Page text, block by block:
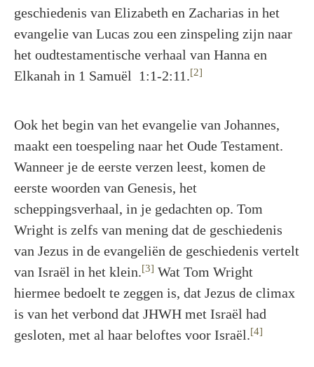
geschiedenis van Elizabeth en Zacharias in het
evangelie van Lucas zou een zinspeling zijn naar
het oudtestamentische verhaal van Hanna en
Elkanah in 1 Samuël 1:1-2:11.[2]
Ook het begin van het evangelie van Johannes,
maakt een toespeling naar het Oude Testament.
Wanneer je de eerste verzen leest, komen de
eerste woorden van Genesis, het
scheppingsverhaal, in je gedachten op. Tom
Wright is zelfs van mening dat de geschiedenis
van Jezus in de evangeliën de geschiedenis vertelt
van Israël in het klein.[3] Wat Tom Wright
hiermee bedoelt te zeggen is, dat Jezus de climax
is van het verbond dat JHWH met Israël had
gesloten, met al haar beloftes voor Israël.[4]